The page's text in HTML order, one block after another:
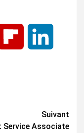
Flipboard
Suivant
Service Associate